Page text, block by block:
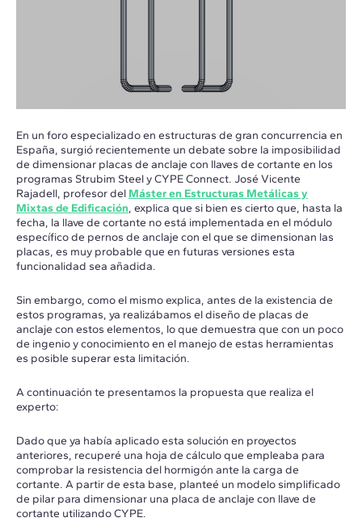
En un foro especializado en estructuras de gran concurrencia en
España, surgió recientemente un debate sobre la imposibilidad
de dimensionar placas de anclaje con llaves de cortante en los
programas Strubim Steel y CYPE Connect. José Vicente
Rajadell, profesor del Máster en Estructuras Metálicas y
Mixtas de Edificación, explica que si bien es cierto que, hasta la
fecha, la llave de cortante no está implementada en el módulo
específico de pernos de anclaje con el que se dimensionan las
placas, es muy probable que en futuras versiones esta
funcionalidad sea añadida.
Sin embargo, como el mismo explica, antes de la existencia de
estos programas, ya realizábamos el diseño de placas de
anclaje con estos elementos, lo que demuestra que con un poco
de ingenio y conocimiento en el manejo de estas herramientas
es posible superar esta limitación.
A continuación te presentamos la propuesta que realiza el
experto:
Dado que ya había aplicado esta solución en proyectos
anteriores, recuperé una hoja de cálculo que empleaba para
comprobar la resistencia del hormigón ante la carga de
cortante. A partir de esta base, planteé un modelo simplificado
de pilar para dimensionar una placa de anclaje con llave de
cortante utilizando CYPE.